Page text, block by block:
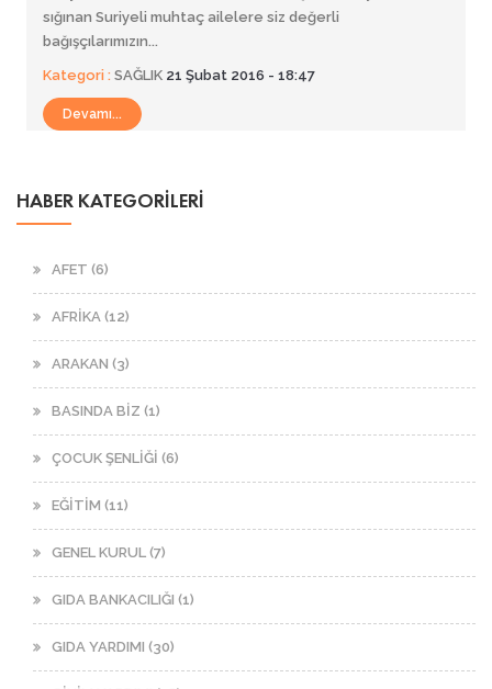
sığınan Suriyeli muhtaç ailelere siz değerli
bağışçılarımızın...
Kategori : SAĞLIK 21 Şubat 2016 - 18:47
Devamı...
HABER KATEGORİLERİ
AFET (6)
AFRİKA (12)
ARAKAN (3)
BASINDA BİZ (1)
ÇOCUK ŞENLİĞİ (6)
EĞİTİM (11)
GENEL KURUL (7)
GIDA BANKACILIĞI (1)
GIDA YARDIMI (30)